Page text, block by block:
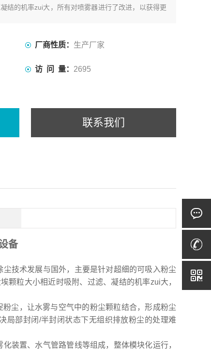
结的机率zui大，所有对喷雾器进行了改进，以获得更
厂商性质： 生产厂家
访 问 量： 2695
联系我们
备
技术发展与国外，主要是针对超细的可吸入粉尘
颗粒大小相近时吸附、过滤、凝结的机率zui大，
尘，让水雾与空气中的粉尘颗粒结合，形成粉尘
局部封闭/半封闭状态下无组织排放粉尘的处理难
装置、水气管路管线等组成，整体模块化运行，